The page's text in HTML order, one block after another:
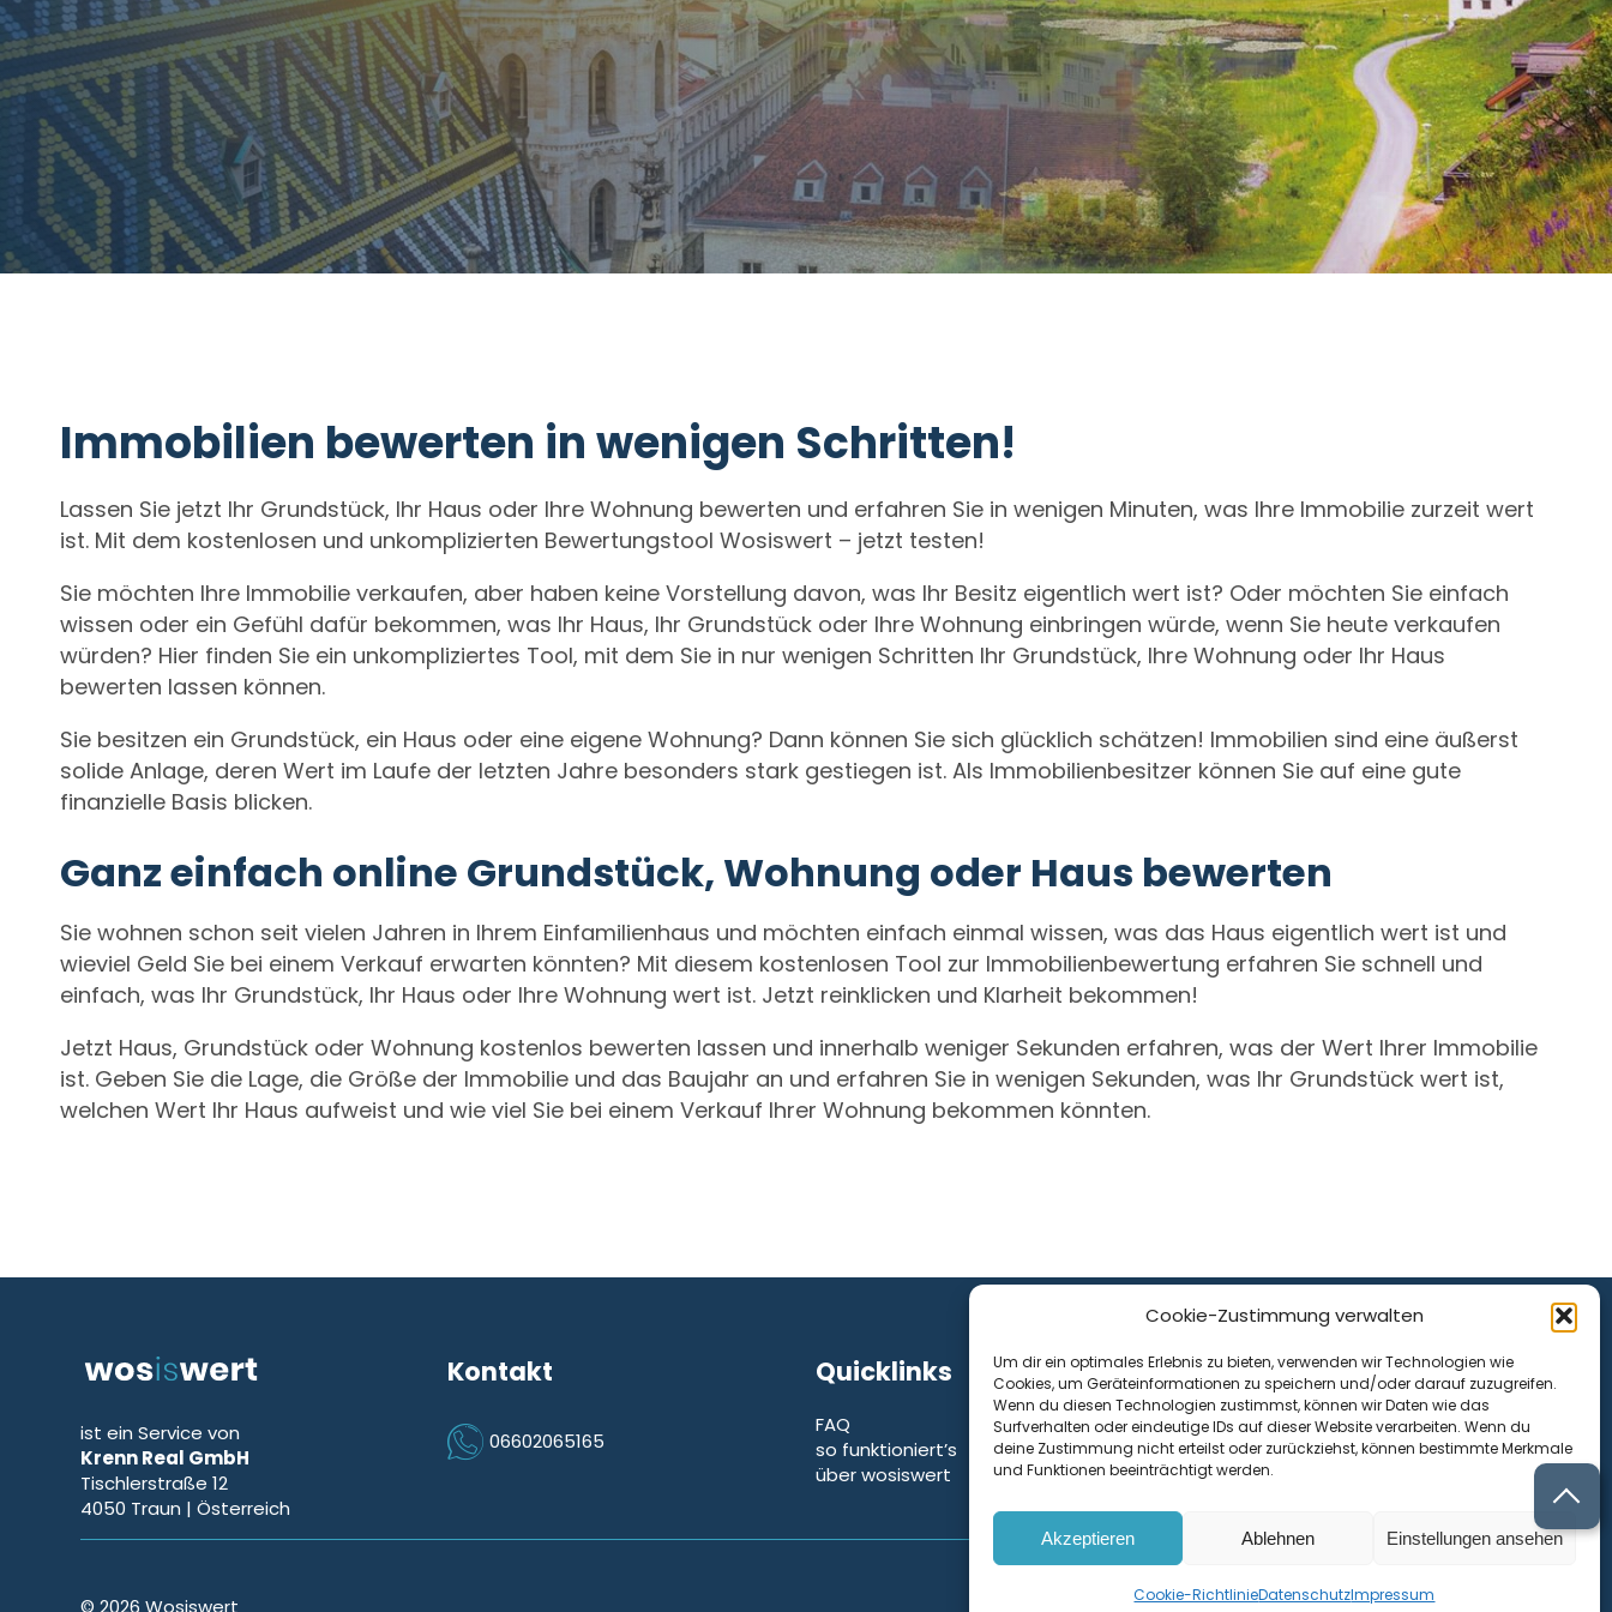
Cookie-Zustimmung verwalten
Um dir ein optimales Erlebnis zu bieten, verwenden wir Technologien wie
Cookies, um Geräteinformationen zu speichern und/oder darauf zuzugreifen.
Wenn du diesen Technologien zustimmst, können wir Daten wie das
Surfverhalten oder eindeutige IDs auf dieser Website verarbeiten. Wenn du
deine Zustimmung nicht erteilst oder zurückziehst, können bestimmte Merkmale
und Funktionen beeinträchtigt werden.
Akzeptieren Ablehnen Einstellungen ansehen
Cookie-RichtlinieDatenschutzImpressum
Immobilien bewerten in wenigen Schritten!
Lassen Sie jetzt Ihr Grundstück, Ihr Haus oder Ihre Wohnung bewerten und erfahren Sie in wenigen Minuten, was Ihre Immobilie zurzeit wert
ist. Mit dem kostenlosen und unkomplizierten Bewertungstool Wosiswert – jetzt testen!
Sie möchten Ihre Immobilie verkaufen, aber haben keine Vorstellung davon, was Ihr Besitz eigentlich wert ist? Oder möchten Sie einfach
wissen oder ein Gefühl dafür bekommen, was Ihr Haus, Ihr Grundstück oder Ihre Wohnung einbringen würde, wenn Sie heute verkaufen
würden? Hier finden Sie ein unkompliziertes Tool, mit dem Sie in nur wenigen Schritten Ihr Grundstück, Ihre Wohnung oder Ihr Haus
bewerten lassen können.
Sie besitzen ein Grundstück, ein Haus oder eine eigene Wohnung? Dann können Sie sich glücklich schätzen! Immobilien sind eine äußerst
solide Anlage, deren Wert im Laufe der letzten Jahre besonders stark gestiegen ist. Als Immobilienbesitzer können Sie auf eine gute
finanzielle Basis blicken.
Ganz einfach online Grundstück, Wohnung oder Haus bewerten
Sie wohnen schon seit vielen Jahren in Ihrem Einfamilienhaus und möchten einfach einmal wissen, was das Haus eigentlich wert ist und
wieviel Geld Sie bei einem Verkauf erwarten könnten? Mit diesem kostenlosen Tool zur Immobilienbewertung erfahren Sie schnell und
einfach, was Ihr Grundstück, Ihr Haus oder Ihre Wohnung wert ist. Jetzt reinklicken und Klarheit bekommen!
Jetzt Haus, Grundstück oder Wohnung kostenlos bewerten lassen und innerhalb weniger Sekunden erfahren, was der Wert Ihrer Immobilie
ist. Geben Sie die Lage, die Größe der Immobilie und das Baujahr an und erfahren Sie in wenigen Sekunden, was Ihr Grundstück wert ist,
welchen Wert Ihr Haus aufweist und wie viel Sie bei einem Verkauf Ihrer Wohnung bekommen könnten.
ist ein Service von
Krenn Real GmbH
Tischlerstraße 12
4050 Traun | Österreich
Kontakt
Icon Phone
06602065165
Quicklinks
FAQ
so funktioniert’s
über wosiswert
Rechtliches
Impressum
Datenschutz
Cookie-Richtlinie (EU)
© 2026 Wosiswert